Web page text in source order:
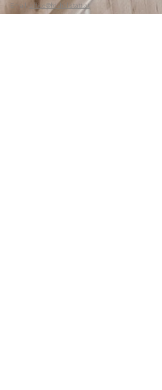
Email:
office@htl-hallstatt.at